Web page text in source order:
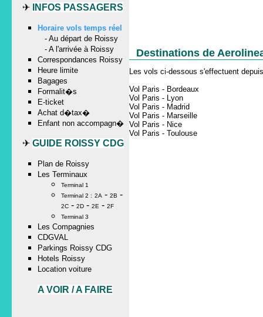
Destinations de
Les vols ci-dessous s'effectuent
Vol Paris - Bordeaux
Vol Paris - Lyon
Vol Paris - Madrid
Vol Paris - Marseille
Vol Paris - Nice
Vol Paris - Toulouse
✈ INFOS PASSAGERS
Horaire vols temps réel
- Au départ de Roissy
- A l'arrivée à Roissy
Correspondances Roissy
Heure limite
Bagages
Formalit�s
E-ticket
Achat d�tax�
Enfant non accompagn�
✈ GUIDE ROISSY CDG
Plan de Roissy
Les Terminaux
Terminal 1
Terminal 2 : 2A - 2B -
2C - 2D - 2E - 2F
Terminal 3
Les Compagnies
CDGVAL
Parkings Roissy CDG
Hotels Roissy
Location voiture
A VOIR / A FAIRE